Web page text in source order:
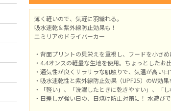
薄く軽いので、気軽に羽織れる。
吸水速乾＆紫外線防止効果も！
エミリアのドライパーカー
・背面プリントの見栄えを重視し、フードを小さめ
・4.4オンスの軽量な生地を使用。ちょっとしたお
・通気性が良くサラサラな肌触りで、気温が高い
・吸水速乾性と紫外線防止効果（UPF25）のW効果
・「軽い」、「洗濯したときに乾きやすい」、「
・日差しが強い日の、日焼け防止対策に！ 水遊びで